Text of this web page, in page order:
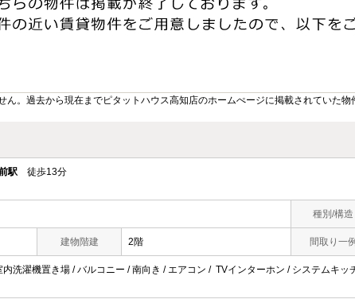
。過去から現在までピタットハウス高知店のホームぺージに掲載されていた物
駅 徒歩13分
種別/構造
建物階建 2階 間取り一例
洗濯機置き場 / バルコニー / 南向き / エアコン / TVインターホン / システムキ